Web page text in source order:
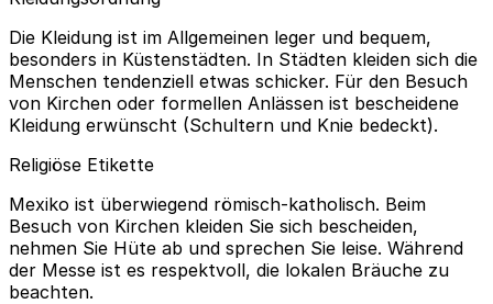
Die Kleidung ist im Allgemeinen leger und bequem,
besonders in Küstenstädten. In Städten kleiden sich die
Menschen tendenziell etwas schicker. Für den Besuch
von Kirchen oder formellen Anlässen ist bescheidene
Kleidung erwünscht (Schultern und Knie bedeckt).
Religiöse Etikette
Mexiko ist überwiegend römisch-katholisch. Beim
Besuch von Kirchen kleiden Sie sich bescheiden,
nehmen Sie Hüte ab und sprechen Sie leise. Während
der Messe ist es respektvoll, die lokalen Bräuche zu
beachten.